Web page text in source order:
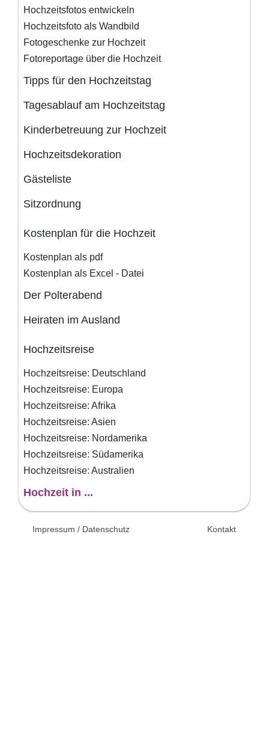
Hochzeitsfotos entwickeln
Hochzeitsfoto als Wandbild
Fotogeschenke zur Hochzeit
Fotoreportage über die Hochzeit
Tipps für den Hochzeitstag
Tagesablauf am Hochzeitstag
Kinderbetreuung zur Hochzeit
Hochzeitsdekoration
Gästeliste
Sitzordnung
Kostenplan für die Hochzeit
Kostenplan als pdf
Kostenplan als Excel - Datei
Der Polterabend
Heiraten im Ausland
Hochzeitsreise
Hochzeitsreise: Deutschland
Hochzeitsreise: Europa
Hochzeitsreise: Afrika
Hochzeitsreise: Asien
Hochzeitsreise: Nordamerika
Hochzeitsreise: Südamerika
Hochzeitsreise: Australien
Hochzeit in ...
Impressum / Datenschutz Kontakt
© 2026 Unsertag.de - Ihr